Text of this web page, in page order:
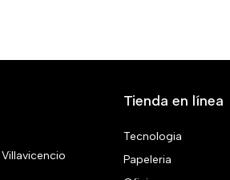
Tienda en línea
Tecnologia
Papeleria